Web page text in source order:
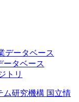
データベース
ータベース
トリ